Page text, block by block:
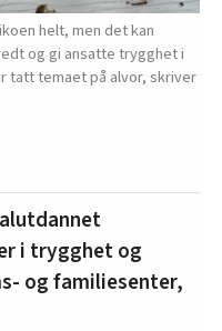
helt, men det kan
og gi ansatte trygghet i
tatt temaet på alvor, skriver
i trygghet og
og familiesenter,